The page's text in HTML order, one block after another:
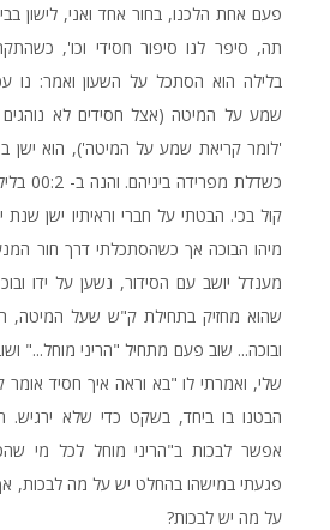
פעם אחת הלכנו, בחור אחד ואני, לישון
תה, סיפר לנו סיפור חסידי וכו',
בלילה הוא הסתכל על השעון ואמר: נו
שמע על המיטה (אצל חסידים לא
'לומר קריאת שמע על המיטה'), הוא ישן
כשדלת
קול בכי. הבטתי על חברי וראיתיו ישן
מיהו הבוכה אך כשהסתכלתי דרך חור
מענדל יושב עם הסידור, נשען על ידו
שהוא מחזיק בתחילת ק"ש שעל המיטה,
ובוכה... שוב פעם מתחיל "הריני מוחל..."
שלי, ואמרתי לו "בא וראה איך חסיד
הבטנו בו ביחד, בשקט כדי שלא ירגיש.
אפשר לבכות ב"הריני מוחל לכל מי
פגעתי במישהו בהחלט יש על מה לבכות,
על מה יש לבכות?